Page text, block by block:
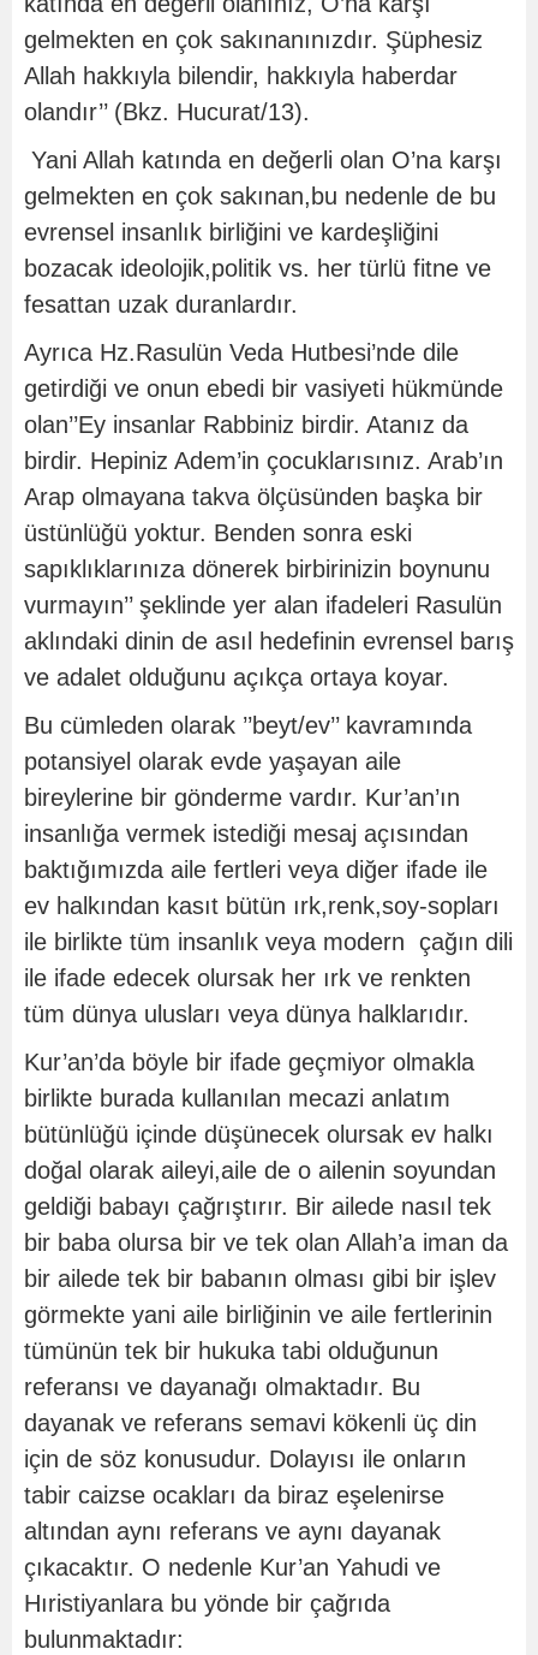
gelmekten en çok sakınanınızdır. Şüphesiz
Allah hakkıyla bilendir, hakkıyla haberdar
olandır’’ (Bkz. Hucurat/13).
Yani Allah katında en değerli olan O’na karşı
gelmekten en çok sakınan,bu nedenle de bu
evrensel insanlık birliğini ve kardeşliğini
bozacak ideolojik,politik vs. her türlü fitne ve
fesattan uzak duranlardır.
Ayrıca Hz.Rasulün Veda Hutbesi’nde dile
getirdiği ve onun ebedi bir vasiyeti hükmünde
olan’’Ey insanlar Rabbiniz birdir. Atanız da
birdir. Hepiniz Adem’in çocuklarısınız. Arab’ın
Arap olmayana takva ölçüsünden başka bir
üstünlüğü yoktur. Benden sonra eski
sapıklıklarınıza dönerek birbirinizin boynunu
vurmayın’’ şeklinde yer alan ifadeleri Rasulün
aklındaki dinin de asıl hedefinin evrensel barış
ve adalet olduğunu açıkça ortaya koyar.
Bu cümleden olarak ’’beyt/ev’’ kavramında
potansiyel olarak evde yaşayan aile
bireylerine bir gönderme vardır. Kur’an’ın
insanlığa vermek istediği mesaj açısından
baktığımızda aile fertleri veya diğer ifade ile
ev halkından kasıt bütün ırk,renk,soy-sopları
ile birlikte tüm insanlık veya modern çağın dili
ile ifade edecek olursak her ırk ve renkten
tüm dünya ulusları veya dünya halklarıdır.
Kur’an’da böyle bir ifade geçmiyor olmakla
birlikte burada kullanılan mecazi anlatım
bütünlüğü içinde düşünecek olursak ev halkı
doğal olarak aileyi,aile de o ailenin soyundan
geldiği babayı çağrıştırır. Bir ailede nasıl tek
bir baba olursa bir ve tek olan Allah’a iman da
bir ailede tek bir babanın olması gibi bir işlev
görmekte yani aile birliğinin ve aile fertlerinin
tümünün tek bir hukuka tabi olduğunun
referansı ve dayanağı olmaktadır. Bu
dayanak ve referans semavi kökenli üç din
için de söz konusudur. Dolayısı ile onların
tabir caizse ocakları da biraz eşelenirse
altından aynı referans ve aynı dayanak
çıkacaktır. O nedenle Kur’an Yahudi ve
Hıristiyanlara bu yönde bir çağrıda
bulunmaktadır: